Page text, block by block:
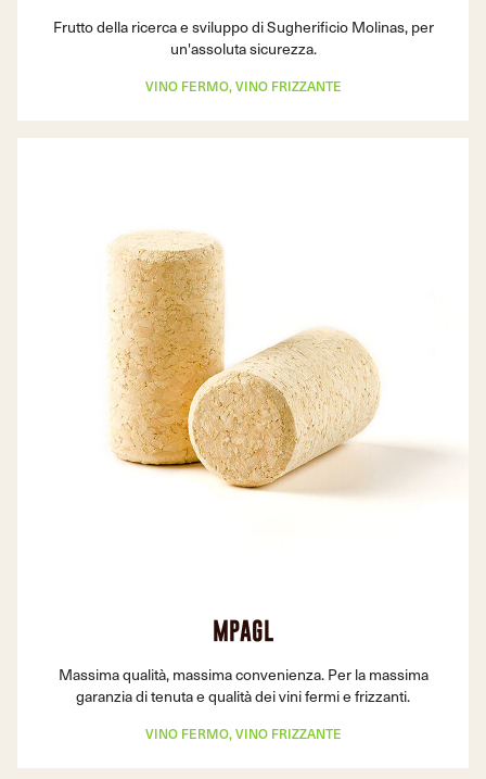
Frutto della ricerca e sviluppo di Sugherificio Molinas, per
un'assoluta sicurezza.
VINO FERMO, VINO FRIZZANTE
MPAGL
Massima qualità, massima convenienza. Per la massima
garanzia di tenuta e qualità dei vini fermi e frizzanti.
VINO FERMO, VINO FRIZZANTE